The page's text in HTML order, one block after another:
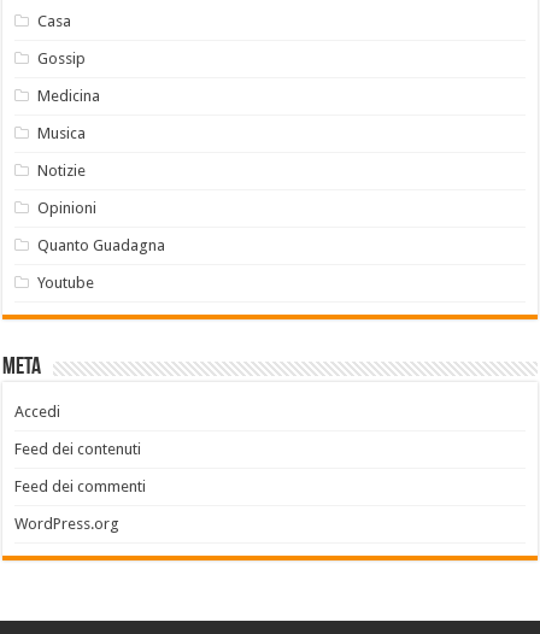
Casa
Gossip
Medicina
Musica
Notizie
Opinioni
Quanto Guadagna
Youtube
Meta
Accedi
Feed dei contenuti
Feed dei commenti
WordPress.org